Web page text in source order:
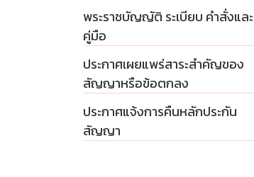
พระราชบัญญัติ ระเบียบ คำสั่งและ
คู่มือ
ประกาศเผยแพร่สาระสำคัญของ
สัญญาหรือข้อตกลง
ประกาศแจ้งการคืนหลักประกัน
สัญญา